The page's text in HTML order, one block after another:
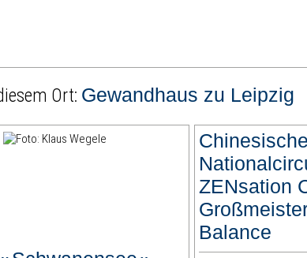
Ort: Gewandhaus zu Leipzig
ZENsation
Balance